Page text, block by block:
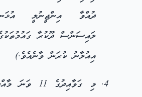
ދުއްވާ އިންޖީނުލީ
ލައިސަންސް ދޫކުރާ
އިއުލާނު ކުރަން ވާނެއެވެ.)
މި ގަވާއިދުގެ